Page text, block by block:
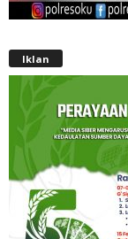
Iklan